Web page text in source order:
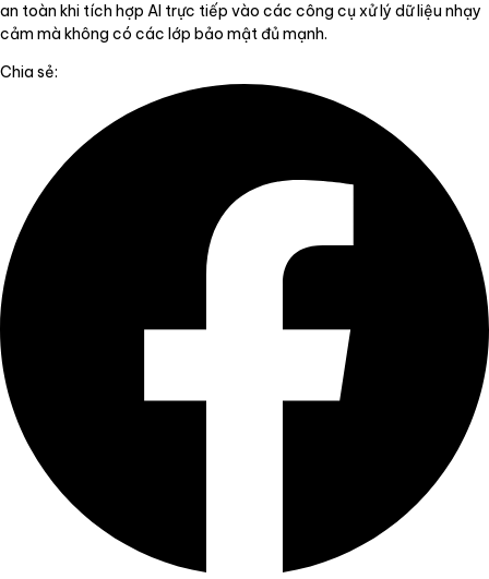
an toàn khi tích hợp AI trực tiếp vào các công cụ xử lý dữ liệu nhạy
cảm mà không có các lớp bảo mật đủ mạnh.
Chia sẻ: